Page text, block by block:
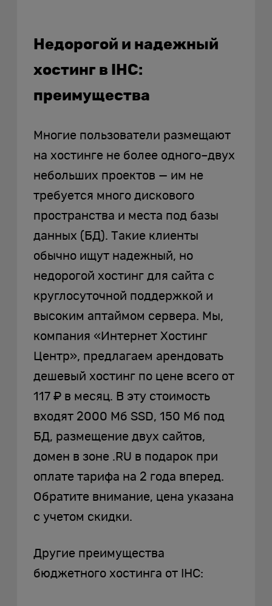
Недорогой и надежный
хостинг в IHC:
преимущества
Многие пользователи размещают
на хостинге не более одного–двух
небольших проектов — им не
требуется много дискового
пространства и места под базы
данных (БД). Такие клиенты
обычно ищут надежный, но
недорогой хостинг для сайта с
круглосуточной поддержкой и
высоким аптаймом сервера. Мы,
компания «Интернет Хостинг
Центр», предлагаем арендовать
дешевый хостинг по цене всего от
117 ₽ в месяц. В эту стоимость
входят 2000 Мб SSD, 150 Мб под
БД, размещение двух сайтов,
домен в зоне .RU в подарок при
оплате тарифа на 2 года вперед.
Обратите внимание, цена указана
с учетом скидки.
Другие преимущества
бюджетного хостинга от IHC: